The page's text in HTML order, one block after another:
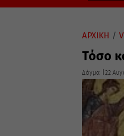
ΑΡΧΙΚΗ /
Τόσο
Δόγμα 22